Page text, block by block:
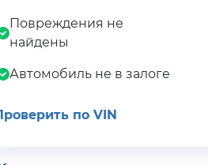
Повреждения не
найдены
Автомобиль не в залоге
по VIN